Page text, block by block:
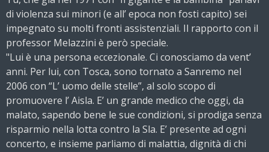
di violenza sui minori (e all’ epoca non fosti capito) sei
impegnato su molti fronti assistenziali. Il rapporto con il
professor Melazzini è però speciale.
"Lui è una persona eccezionale. Ci conosciamo da vent’
anni. Per lui, con Tosca, sono tornato a Sanremo nel
2006 con “L’ uomo delle stelle”, al solo scopo di
promuovere l’ Aisla. E’ un grande medico che oggi, da
malato, sapendo bene le sue condizioni, si prodiga senza
risparmio nella lotta contro la Sla. E’ presente ad ogni
concerto, e insieme parliamo di malattia, dignità di chi